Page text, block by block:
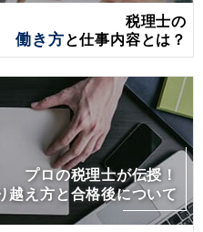
税理士の
働き方と仕事内容とは？
プロの税理士が伝授！
越え方と合格後について